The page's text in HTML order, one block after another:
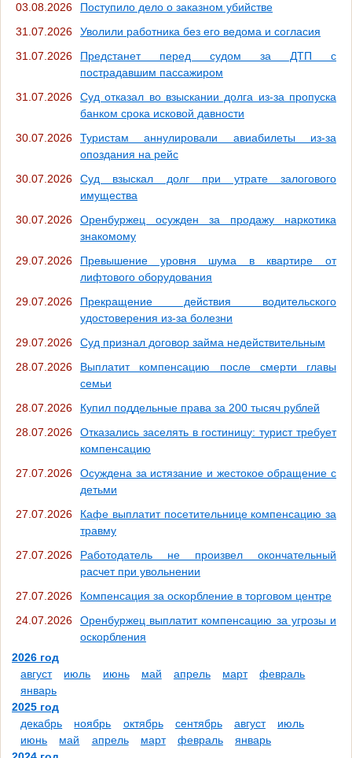
03.08.2026
Поступило дело о заказном убийстве
31.07.2026
Уволили работника без его ведома и согласия
31.07.2026
Предстанет перед судом за ДТП с
пострадавшим пассажиром
31.07.2026
Суд отказал во взыскании долга из-за пропуска
банком срока исковой давности
30.07.2026
Туристам аннулировали авиабилеты из-за
опоздания на рейс
30.07.2026
Суд взыскал долг при утрате залогового
имущества
30.07.2026
Оренбуржец осужден за продажу наркотика
знакомому
29.07.2026
Превышение уровня шума в квартире от
лифтового оборудования
29.07.2026
Прекращение действия водительского
удостоверения из-за болезни
29.07.2026
Суд признал договор займа недействительным
28.07.2026
Выплатит компенсацию после смерти главы
семьи
28.07.2026
Купил поддельные права за 200 тысяч рублей
28.07.2026
Отказались заселять в гостиницу: турист требует
компенсацию
27.07.2026
Осуждена за истязание и жестокое обращение с
детьми
27.07.2026
Кафе выплатит посетительнице компенсацию за
травму
27.07.2026
Работодатель не произвел окончательный
расчет при увольнении
27.07.2026
Компенсация за оскорбление в торговом центре
24.07.2026
Оренбуржец выплатит компенсацию за угрозы и
оскорбления
2026 год
август
июль июнь май апрель март
февраль
январь
2025 год
декабрь
ноябрь октябрь сентябрь август
июль
июнь
май апрель март февраль
январь